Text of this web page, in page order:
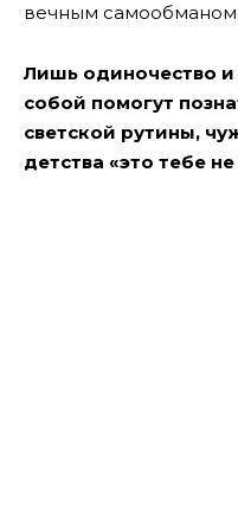
вечным самообманом.
Лишь одиночество и
собой помогут
светской рутины,
детства «это тебе